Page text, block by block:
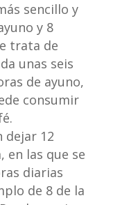
sencillo y
y 8
trata de
unas seis
de ayuno,
consumir
dejar 12
en las que se
diarias
de 8 de la